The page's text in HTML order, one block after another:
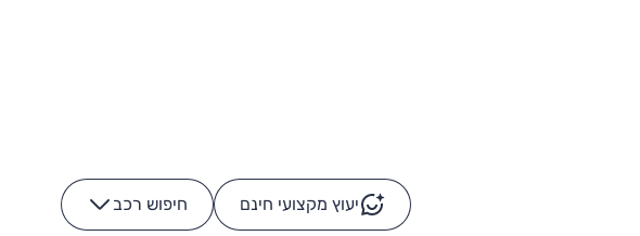
יעוץ מקצועי חינם חיפוש רכב -
רכבי הסלבס: על מה נוסע
הרכב לא מתקלקל. המסך
כן